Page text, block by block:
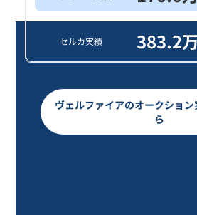
セルカ実績 383.2
ヴェルファイアのオークショ
ら